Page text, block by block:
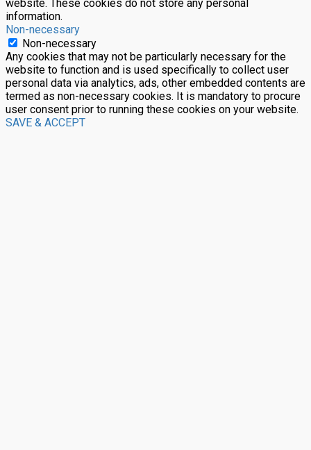
website. These cookies do not store any personal
information.
Non-necessary
Non-necessary
Any cookies that may not be particularly necessary for the
website to function and is used specifically to collect user
personal data via analytics, ads, other embedded contents are
termed as non-necessary cookies. It is mandatory to procure
user consent prior to running these cookies on your website.
SAVE & ACCEPT